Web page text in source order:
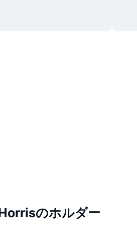
のホルダー